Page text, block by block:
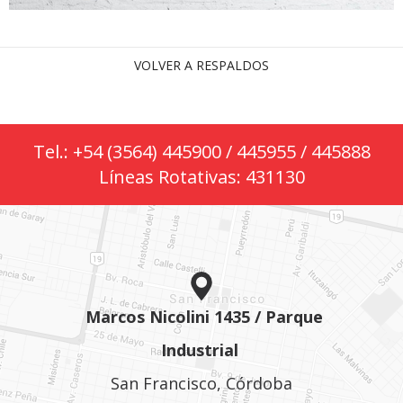
VOLVER A RESPALDOS
Tel.: +54 (3564) 445900 / 445955 / 445888
Líneas Rotativas: 431130
Marcos Nicolini 1435 / Parque
Industrial
San Francisco, Córdoba